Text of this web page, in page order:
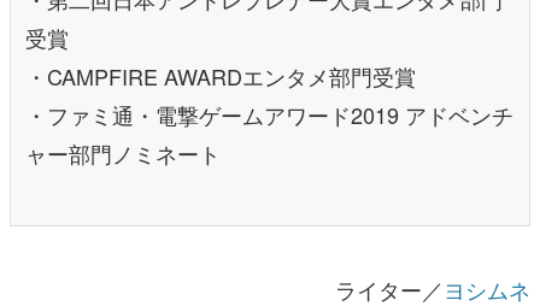
受賞
・CAMPFIRE AWARDエンタメ部門受賞
・ファミ通・電撃ゲームアワード2019 アドベンチ
ャー部門ノミネート
ライター／ヨシムネ